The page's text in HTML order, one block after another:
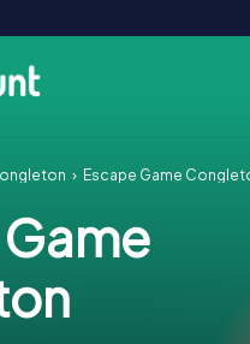
Escape Game